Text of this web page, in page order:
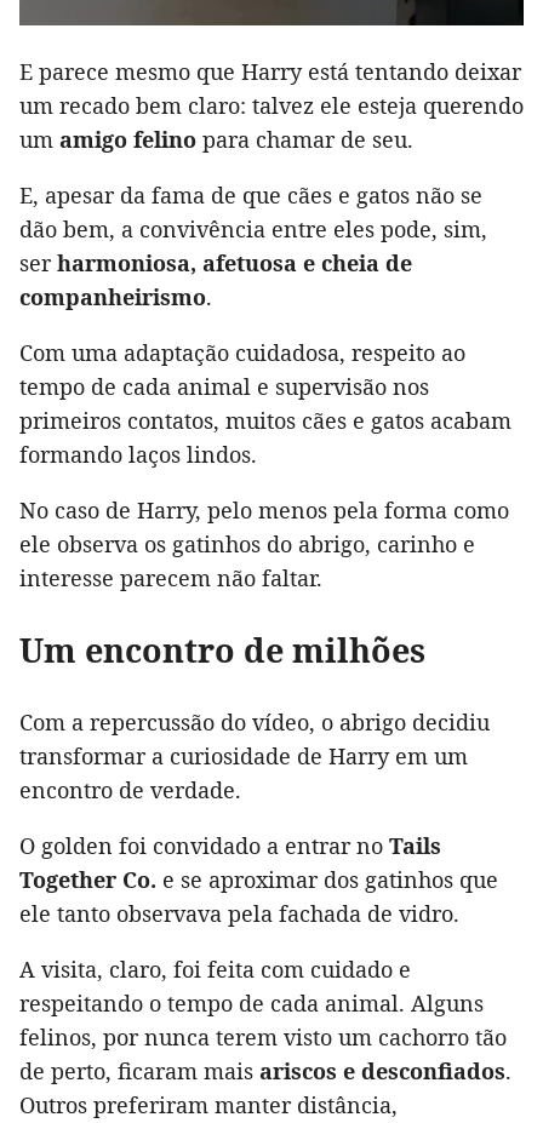
E parece mesmo que Harry está tentando deixar
um recado bem claro: talvez ele esteja querendo
um amigo felino para chamar de seu.
E, apesar da fama de que cães e gatos não se
dão bem, a convivência entre eles pode, sim,
serharmoniosa, afetuosa e cheia de
companheirismo.
Com uma adaptação cuidadosa, respeito ao
tempo de cada animal e supervisão nos
primeiros contatos, muitos cães e gatos acabam
formando laços lindos.
No caso de Harry, pelo menos pela forma como
ele observa os gatinhos do abrigo, carinho e
interesse parecem não faltar.
Um encontro de milhões
Com a repercussão do vídeo, o abrigo decidiu
transformar a curiosidade de Harry em um
encontro de verdade.
O golden foi convidado a entrar no Tails
Together Co. e se aproximar dos gatinhos que
ele tanto observava pela fachada de vidro.
A visita, claro, foi feita com cuidado e
respeitando o tempo de cada animal. Alguns
felinos, por nunca terem visto um cachorro tão
de perto, ficaram mais ariscos e desconfiados.
Outros preferiram manter distância,